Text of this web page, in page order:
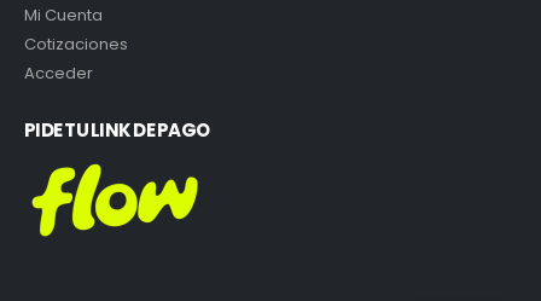
Mi Cuenta
Cotizaciones
Acceder
PIDE TU LINK DE PAGO